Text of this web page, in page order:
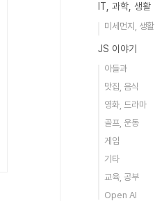
IT, 과학, 생활
미세먼지, 생활
JS 이야기
아들과
맛집, 음식
영화, 드라마
골프, 운동
게임
기타
교육, 공부
Open AI